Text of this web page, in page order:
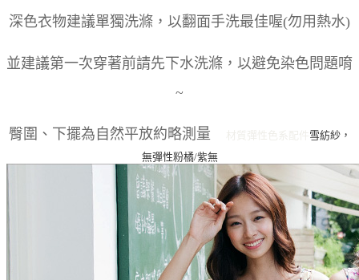
深色衣物建議單獨洗滌，以翻面手洗最佳喔(勿用熱水)
並建議第一次穿著前請先下水洗滌，以避免染色問題唷
~
臀圍、下擺為自然平放約略測量
雪紡紗，
無彈性粉橘/紫無